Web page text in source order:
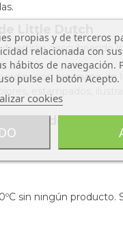
Little Dutch
divertirán
ojo-mano de
estampados,
de Little
sin ningún producto.
propias y de terceros
relacionada con
hábitos de navegación.
pulse el botón Acepto.
cookies